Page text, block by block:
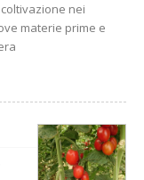
nei
materie prime e